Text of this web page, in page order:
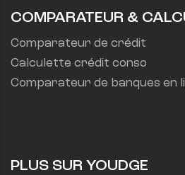
COMPARATEUR &
Comparateur de crédit
Calculette crédit conso
Comparateur de banques en
PLUS SUR YOUDGE